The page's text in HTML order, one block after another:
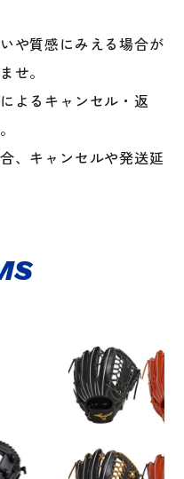
や質感にみえる場合が
せ。
よるキャンセル・返
、キャンセルや発送延